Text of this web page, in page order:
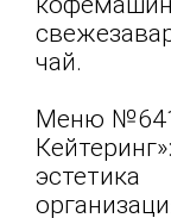
чай.
Меню